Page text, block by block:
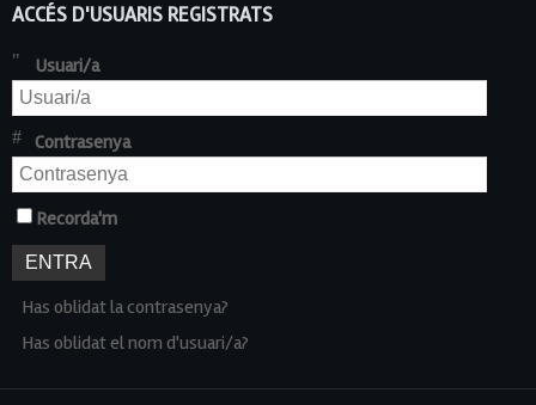
ACCÉS D'USUARIS REGISTRATS
Usuari/a
Contrasenya
Recorda'm
Has oblidat la contrasenya?
Has oblidat el nom d'usuari/a?